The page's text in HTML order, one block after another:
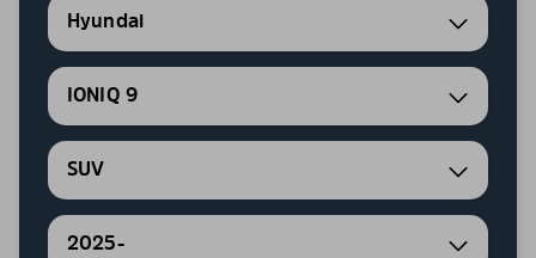
Hyundai
IONIQ 9
SUV
2025-